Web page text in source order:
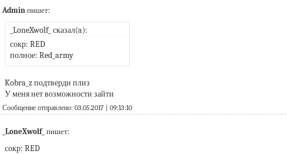
Adminпишет:
_LoneXwolf_ сказал(a):
сокр: RED
полное: Red_army
Kobra_z подтверди плиз
У меня нет возможности зайти
Сообщение отправлено: 03.05.2017 | 09:13:10
_LoneXwolf_ пишет:
сокр: RED